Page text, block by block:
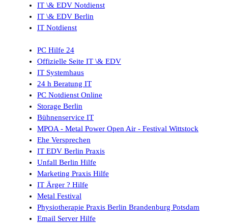
IT \& EDV Notdienst
IT \& EDV Berlin
IT Notdienst
PC Hilfe 24
Offizielle Seite IT \& EDV
IT Systemhaus
24 h Beratung IT
PC Notdienst Online
Storage Berlin
Bühnenservice IT
MPOA - Metal Power Open Air - Festival Wittstock
Ehe Versprechen
IT EDV Berlin Praxis
Unfall Berlin Hilfe
Marketing Praxis Hilfe
IT Ärger ? Hilfe
Metal Festival
Physiotherapie Praxis Berlin Brandenburg Potsdam
Email Server Hilfe